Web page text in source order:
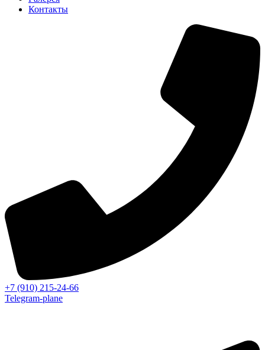
Контакты
+7 (910) 215-24-66
Telegram-plane